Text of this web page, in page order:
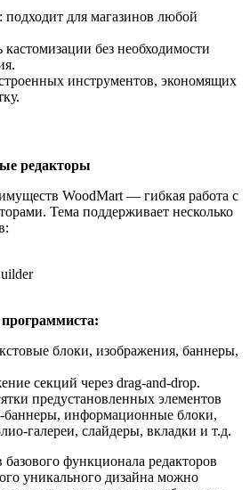
подходит для магазинов любой
без необходимости
инструментов, экономящих
редакторы
WoodMart — гибкая работа с
Тема поддерживает несколько
блоки, изображения, баннеры,
секций через drag-and-drop.
предустановленных элементов
баннеры, информационные блоки,
галереи, слайдеры, вкладки и т.д.
функционала редакторов
уникального дизайна можно